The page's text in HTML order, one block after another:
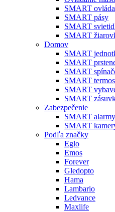
SMART
SMART pásy
SMART
SMART
Domov
SMART
SMART
SMART
SMART
SMART
SMART
Zabezpečenie
SMART alarmy
SMART
Podľa značky
Eglo
Emos
Forever
Gledopto
Hama
Lambario
Ledvance
Maxlife